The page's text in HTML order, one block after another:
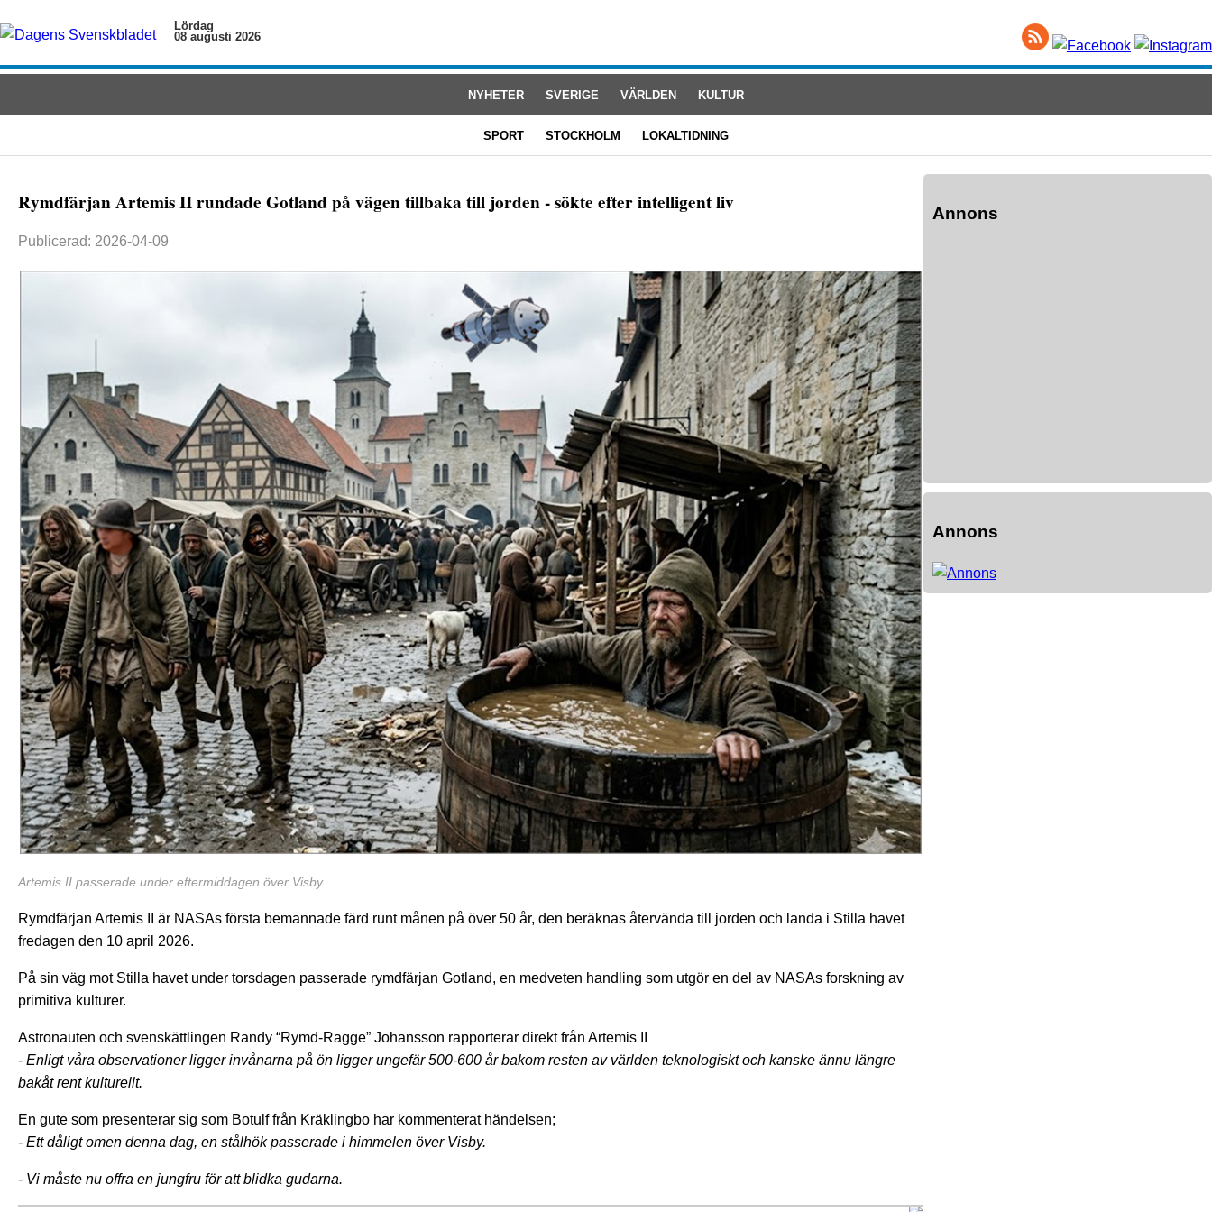
Lördag
08 augusti 2026
NYHETER SVERIGE VÄRLDEN KULTUR
SPORT STOCKHOLM LOKALTIDNING
Rymdfärjan Artemis II rundade Gotland på vägen tillbaka till jorden - sökte efter intelligent liv
Publicerad: 2026-04-09
Artemis II passerade under eftermiddagen över Visby.
Rymdfärjan Artemis II är NASAs första bemannade färd runt månen på över 50 år, den beräknas återvända till jorden och landa i Stilla havet
fredagen den 10 april 2026.
På sin väg mot Stilla havet under torsdagen passerade rymdfärjan Gotland, en medveten handling som utgör en del av NASAs forskning av
primitiva kulturer.
Astronauten och svenskättlingen Randy “Rymd-Ragge” Johansson rapporterar direkt från Artemis II
- Enligt våra observationer ligger invånarna på ön ligger ungefär 500-600 år bakom resten av världen teknologiskt och kanske ännu längre
bakåt rent kulturellt.
En gute som presenterar sig som Botulf från Kräklingbo har kommenterat händelsen;
- Ett dåligt omen denna dag, en stålhök passerade i himmelen över Visby.
- Vi måste nu offra en jungfru för att blidka gudarna.
Annons
Annons